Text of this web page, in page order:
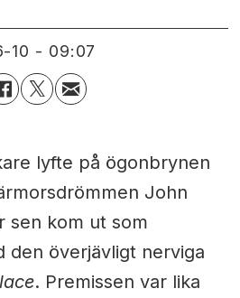
10 - 09:07
lyfte på ögonbrynen
John
sen kom ut som
den överjävligt nerviga
. Premissen var lika